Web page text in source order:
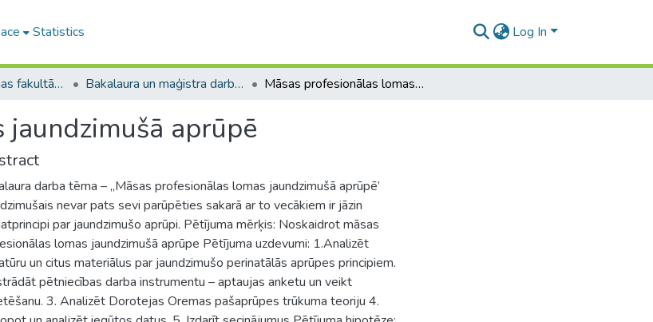
Statistics Log In
B --- Bij. Medicīnas fakultātes studentu noslēguma darbi / Faculty of Medicine - Graduate works Bakalaura un maģistra darbi (MF) / Bachelor's and Master's theses Māsas profesionālas lomas jaundzimušā aprūpē
aprūpē
darba tēma – „Māsas profesionālas lomas jaundzimušā aprūpē’
nevar pats sevi parūpēties sakarā ar to vecākiem ir jāzin
par jaundzimušo aprūpi. Pētījuma mērķis: Noskaidrot māsas
lomas jaundzimušā aprūpe Pētījuma uzdevumi: 1.Analizēt
un citus materiālus par jaundzimušo perinatālās aprūpes principiem.
pētniecības darba instrumentu – aptaujas anketu un veikt
3. Analizēt Dorotejas Oremas pašaprūpes trūkuma teoriju 4.